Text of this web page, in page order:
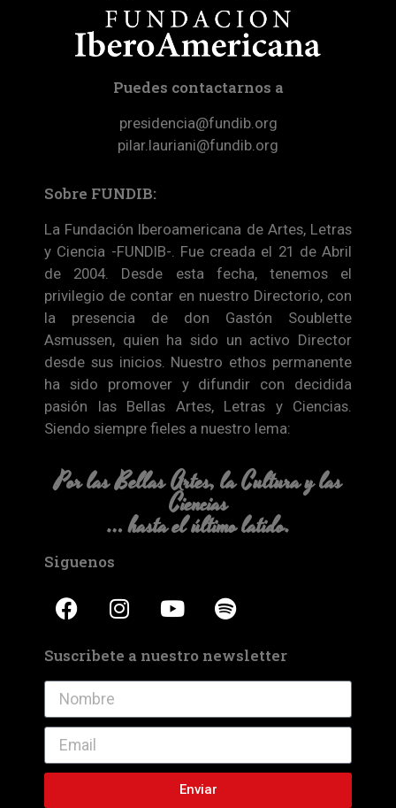
Puedes contactarnos a
presidencia@fundib.org
pilar.lauriani@fundib.org
Sobre FUNDIB:
La Fundación Iberoamericana de Artes, Letras
y Ciencia -FUNDIB-. Fue creada el 21 de Abril
de 2004. Desde esta fecha, tenemos el
privilegio de contar en nuestro Directorio, con
la presencia de don Gastón Soublette
Asmussen, quien ha sido un activo Director
desde sus inicios. Nuestro ethos permanente
ha sido promover y difundir con decidida
pasión las Bellas Artes, Letras y Ciencias.
Siendo siempre fieles a nuestro lema:
Por las Bellas Artes, la Cultura y las
Ciencias
… hasta el último latido.
Siguenos
Suscribete a nuestro newsletter
Enviar